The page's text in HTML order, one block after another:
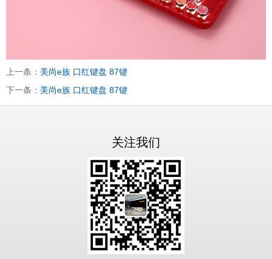
上一条： 美尚e族 口红键盘 87键
下一条： 美尚e族 口红键盘 87键
关注我们